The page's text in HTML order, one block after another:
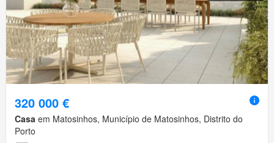
320 000 €
Casa em Matosinhos, Município de Matosinhos, Distrito do
Porto